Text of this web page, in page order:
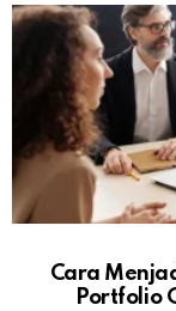
Cara
Portfolio